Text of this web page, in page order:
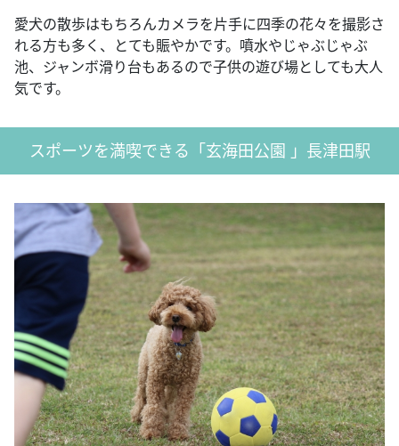
愛犬の散歩はもちろんカメラを片手に四季の花々を撮影さ
れる方も多く、とても賑やかです。噴水やじゃぶじゃぶ
池、ジャンボ滑り台もあるので子供の遊び場としても大人
気です。
スポーツを満喫できる「玄海田公園 」長津田駅